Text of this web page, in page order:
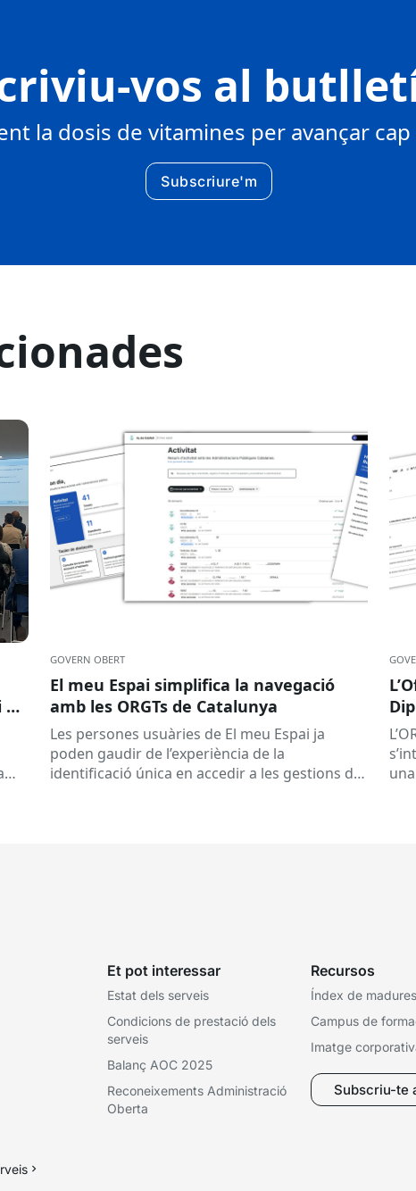
vos al
la dosis de vitamines per avançar
Subscriure'm
a
GOVERN OBERT
El meu Espai simplifica la navegació
amb les ORGTs de Catalunya
Les persones usuàries de El meu Espai ja
poden gaudir de l’experiència de la
identificació única en accedir a les gestions del
Et pot interessar
Estat dels serveis
Condicions de prestació dels
serveis
Balanç AOC 2025
Reconeixements Administració
Oberta
Recursos
Índex de
Campus de
Imatge
Subscriu-te